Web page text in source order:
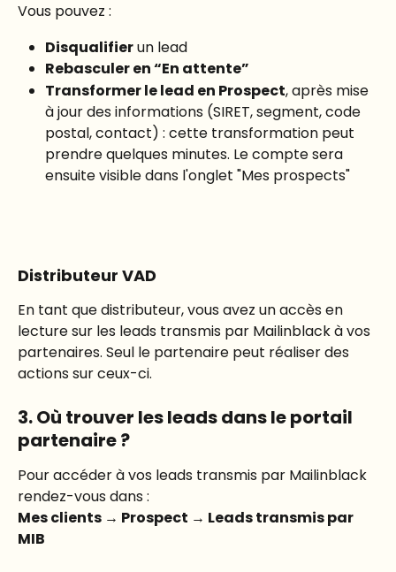
Vous pouvez :
Disqualifier un lead
Rebasculer en “En attente”
Transformer le lead en Prospect, après mise
à jour des informations (SIRET, segment, code
postal, contact) : cette transformation peut
prendre quelques minutes. Le compte sera
ensuite visible dans l'onglet "Mes prospects"
Distributeur VAD
En tant que distributeur, vous avez un accès en
lecture sur les leads transmis par Mailinblack à vos
partenaires. Seul le partenaire peut réaliser des
actions sur ceux-ci.
3. Où trouver les leads dans le portail
partenaire ?
Pour accéder à vos leads transmis par Mailinblack
rendez-vous dans :
Mes clients → Prospect → Leads transmis par
MIB